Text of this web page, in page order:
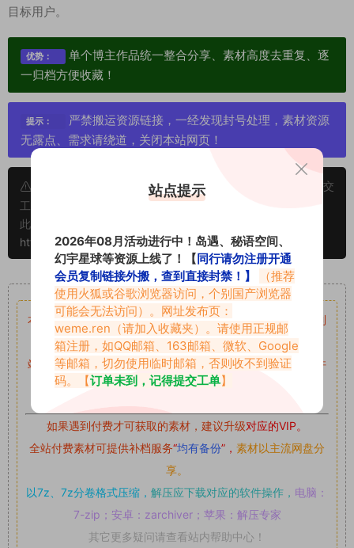
目标用户。
优势：
单个博主作品统一整合分享、素材高度去重复、逐
一归档方便收藏！
提示：
严禁搬运资源链接，一经发现封号处理，素材资源
无露点、需求请绕道，关闭本站网页！
申明：本文资源均来源网友分享，若侵犯了您的权限可以提交
工单处理。
此外本文章皆属于原创文章，转载请注明出处！原文链接：
https://www.vmiba.top/264.html
重要声明
本站资源均来自网络分享，如有侵犯你的权益请私信留言
收到
留言后，我们会第一时间进行审核后删除。
站内资源为网友个人学习或测试研究使用，未经原版权作者许
可,禁止用于任何商业途径！请在下载24小时内删除！
如果遇到付费才可获取的素材，建议升级对应的VIP。
全站付费素材可提供补档服务“均有备份”， 素材以主流网盘分
享。
以7z、7z分卷格式压缩， 解压应下载对应的软件操作， 电脑：
7-zip；安卓：zarchiver；苹果：解压专家
其它更多疑问请查看站内帮助中心！
站点提示
2026年08月活动进行中！岛遇、秘语空间、
幻宇星球等资源上线了！【同行请勿注册开通
会员复制链接外搬，查到直接封禁！】
（推荐
使用火狐或谷歌浏览器访问，个别国产浏览器
可能会无法访问）。网址发布页：
weme.ren （请加入收藏夹）。请使用正规邮
箱注册，如QQ邮箱、163邮箱、微软、Google
等邮箱，切勿使用临时邮箱，否则收不到验证
码。【订单未到，记得提交工单】